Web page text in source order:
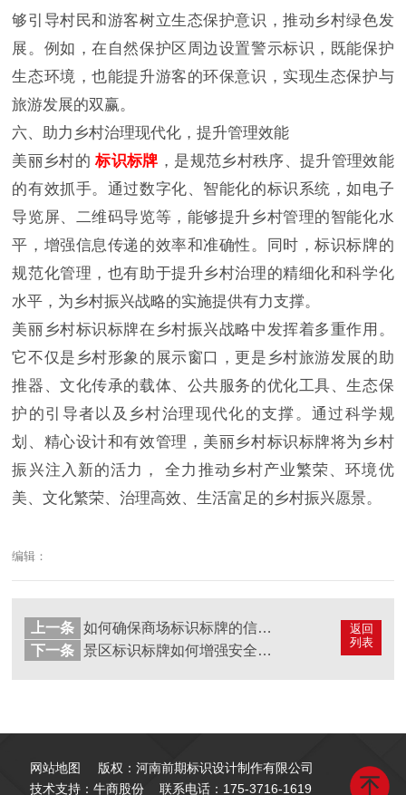
够引导村民和游客树立生态保护意识，推动乡村绿色发
展。例如，在自然保护区周边设置警示标识，既能保护
生态环境，也能提升游客的环保意识，实现生态保护与
旅游发展的双赢。
六、助力乡村治理现代化，提升管理效能
美丽乡村的标识标牌 ，是规范乡村秩序、提升管理效能
的有效抓手。通过数字化、智能化的标识系统，如电子
导览屏、二维码导览等，能够提升乡村管理的智能化水
平，增强信息传递的效率和准确性。同时，标识标牌的
规范化管理，也有助于提升乡村治理的精细化和科学化
水平，为乡村振兴战略的实施提供有力支撑。
美丽乡村标识标牌在乡村振兴战略中发挥着多重作用。
它不仅是乡村形象的展示窗口，更是乡村旅游发展的助
推器、文化传承的载体、公共服务的优化工具、生态保
护的引导者以及乡村治理现代化的支撑。通过科学规
划、精心设计和有效管理，美丽乡村标识标牌将为乡村
振兴注入新的活力，全力推动乡村产业繁荣、环境优
美、文化繁荣、治理高效、生活富足的乡村振兴愿景。
编辑：
返回
列表
上一条
如何确保商场标识标牌的信息清晰易懂？
下一条
景区标识标牌如何增强安全引导功能？
网站地图
版权：河南前期标识设计制作有限公司
技术支持：牛商股份
联系电话： 175-3716-1619